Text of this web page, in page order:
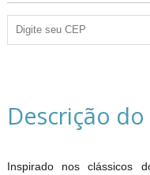
Descrição
Inspirado nos clássicos